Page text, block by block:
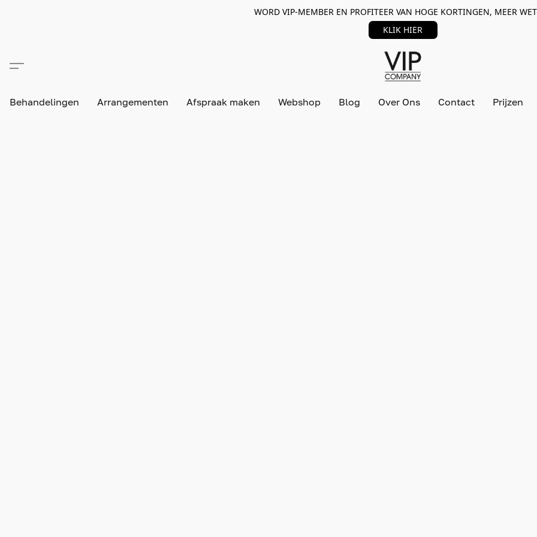
WORD VIP-MEMBER EN PROFITEER VAN HOGE KORTINGEN, MEER
KLIK HIER
Behandelingen Arrangementen Afspraak maken Webshop Blog Over Ons Contact Prijzen